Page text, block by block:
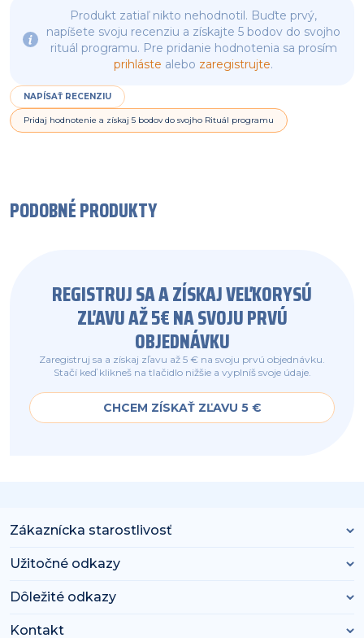
Produkt zatiaľ nikto nehodnotil. Buďte prvý,
napíšete svoju recenziu a získajte 5 bodov do svojho
rituál programu. Pre pridanie hodnotenia sa prosím
prihláste alebo zaregistrujte.
NAPÍSAŤ RECENZIU
Pridaj hodnotenie a získaj 5 bodov do svojho Rituál programu
PODOBNÉ PRODUKTY
REGISTRUJ SA A ZÍSKAJ VEĽKORYSÚ
ZĽAVU AŽ 5€ NA SVOJU PRVÚ
OBJEDNÁVKU
Zaregistruj sa a získaj zľavu až 5 € na svoju prvú objednávku.
Stačí keď klikneš na tlačidlo nižšie a vyplníš svoje údaje.
CHCEM ZÍSKAŤ ZĽAVU 5 €
Zákaznícka starostlivosť
Užitočné odkazy
Dôležité odkazy
Kontakt